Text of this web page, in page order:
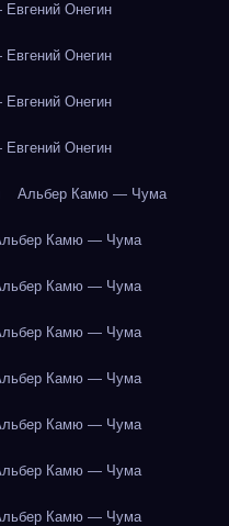
Онегин
Онегин
Онегин
Онегин
Альбер Камю — Чума
Камю — Чума
Камю — Чума
Камю — Чума
Камю — Чума
Камю — Чума
Камю — Чума
Камю — Чума